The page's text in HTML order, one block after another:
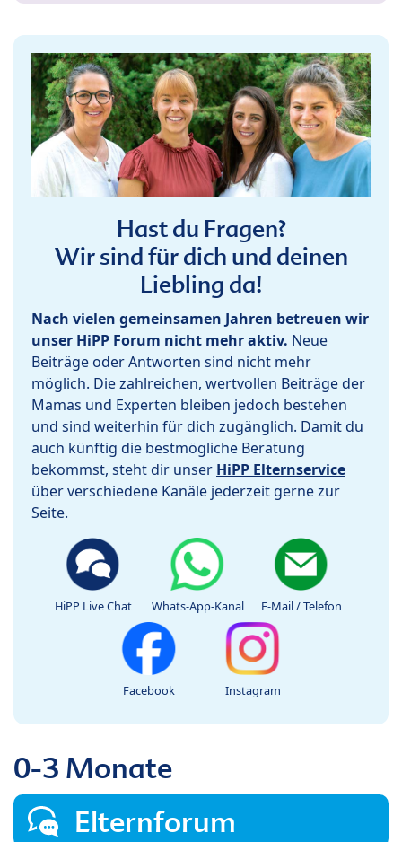
Hast du Fragen?
Wir sind für dich und deinen
Liebling da!
Nach vielen gemeinsamen Jahren betreuen wir
unser HiPP Forum nicht mehr aktiv. Neue
Beiträge oder Antworten sind nicht mehr
möglich. Die zahlreichen, wertvollen Beiträge der
Mamas und Experten bleiben jedoch bestehen
und sind weiterhin für dich zugänglich. Damit du
auch künftig die bestmögliche Beratung
bekommst, steht dir unser HiPP Elternservice
über verschiedene Kanäle jederzeit gerne zur
Seite.
HiPP Live Chat Whats-App-Kanal E-Mail / Telefon
Facebook Instagram
0-3 Monate
Elternforum